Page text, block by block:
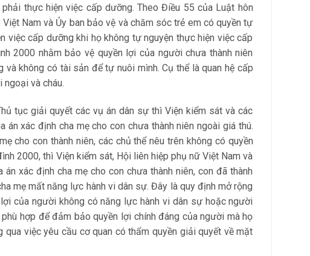
thực hiện việc cấp dưỡng. Theo Điều 55 của Luật hôn
Nam và Ủy ban bảo vệ và chăm sóc trẻ em có quyền tự
việc cấp dưỡng khi họ không tự nguyện thực hiện việc cấp
2000 nhằm bảo vệ quyền lợi của người chưa thành niên
không có tài sản để tự nuôi mình. Cụ thể là quan hệ cấp
ngoại và cháu.
tục giải quyết các vụ án dân sự thì Viện kiểm sát và các
xác định cha mẹ cho con chưa thành niên ngoài giá thú.
cho con thành niên, các chủ thể nêu trên không có quyền
2000, thì Viện kiểm sát, Hội liên hiệp phụ nữ Việt Nam và
xác định cha mẹ cho con chưa thành niên, con đã thành
mẹ mất năng lực hành vi dân sự. Đây là quy định mở rộng
của người không có năng lực hành vi dân sự hoặc người
hợp để đảm bảo quyền lợi chính đáng của người mà họ
việc yêu cầu cơ quan có thẩm quyền giải quyết về mặt